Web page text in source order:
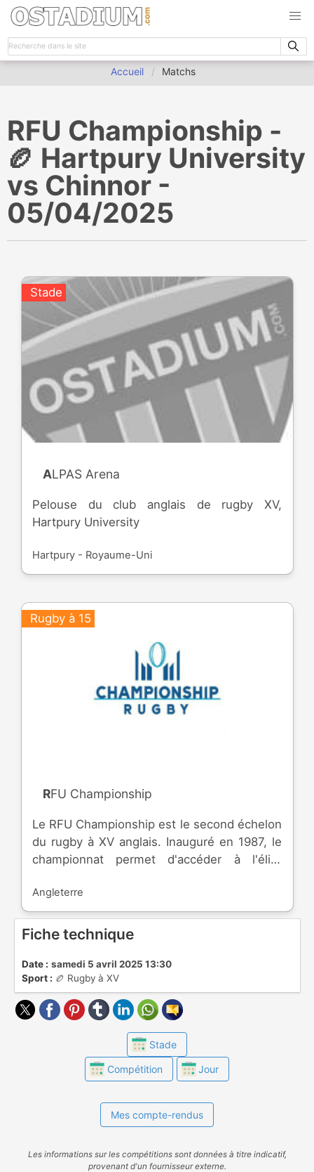
Accueil Matchs
RFU Championship -
🏉 Hartpury University
vs Chinnor -
05/04/2025
Stade
ALPAS Arena
Pelouse du club anglais de rugby XV,
Hartpury University
Hartpury - Royaume-Uni
Rugby à 15
RFU Championship
Le RFU Championship est le second échelon
du rugby à XV anglais. Inauguré en 1987, le
championnat permet d'accéder à l'élite
National League 1.
Angleterre
Fiche technique
Date : samedi 5 avril 2025 13:30
Sport : 🏉 Rugby à XV
Stade
Compétition Jour
Mes compte-rendus
Les informations sur les compétitions sont données à titre indicatif,
provenant d'un fournisseur externe.